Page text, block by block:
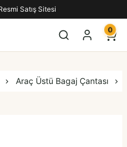
Satış Sitesi
0
Araç Üstü Bagaj Çantası